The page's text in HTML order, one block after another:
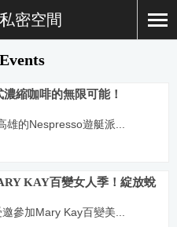
密空間
縮咖啡的無限可能！
雄的Nespresso遊艇派...
KAY百變女人季！綻放蛻
參加Mary Kay百變美...